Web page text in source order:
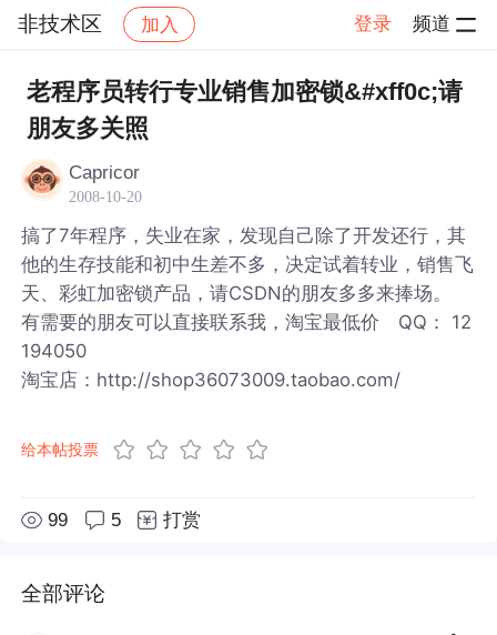
非技术区 加入 登录 频道
社区 非技术区 帖子详情
老程序员转行专业销售加密锁&#xff0c;请
朋友多关照
Capricor
2008-10-20
搞了7年程序，失业在家，发现自己除了开发还行，其
他的生存技能和初中生差不多，决定试着转业，销售飞
天、彩虹加密锁产品，请CSDN的朋友多多来捧场。
有需要的朋友可以直接联系我，淘宝最低价 QQ： 12
194050
淘宝店：http://shop36073009.taobao.com/
给本帖投票
99 5 打赏
全部评论